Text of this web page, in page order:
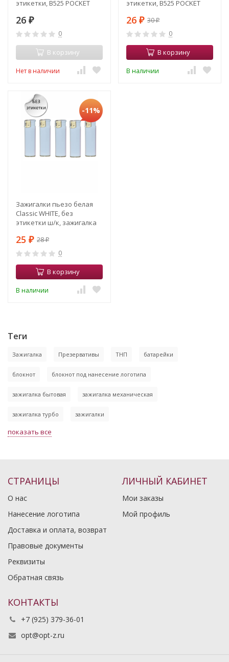
этикетки, В525 POCKET
26 ₽
0
В корзину
Нет в наличии
этикетки, В525 POCKET
26 ₽ 30₽
0
В корзину
В наличии
-11%
Зажигалки пьезо белая
Classic WHITE, без
этикетки ш/к, зажигалка
логотипа с 2 сторон
25 ₽ 28₽
0
В корзину
В наличии
Теги
Зажигалка Презервативы ТНП батарейки
блокнот блокнот под нанесение логотипа
зажигалка бытовая зажигалка механическая
зажигалка турбо зажигалки
показать все
СТРАНИЦЫ
О нас
Нанесение логотипа
Доставка и оплата, возврат
Правовые документы
Реквизиты
Обратная связь
ЛИЧНЫЙ КАБИНЕТ
Мои заказы
Мой профиль
КОНТАКТЫ
+7 (925) 379-36-01
opt@opt-z.ru